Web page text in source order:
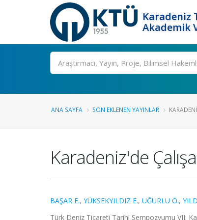
Karadeniz
Akademik
Ara
ANA SAYFA SON EKLENEN YAYINLAR
Karadeniz'de
BAŞAR E., YÜKSEKYILDIZ E., UĞURLU Ö.,
Türk Deniz Ticareti Tarihi Sempozyumu VII: